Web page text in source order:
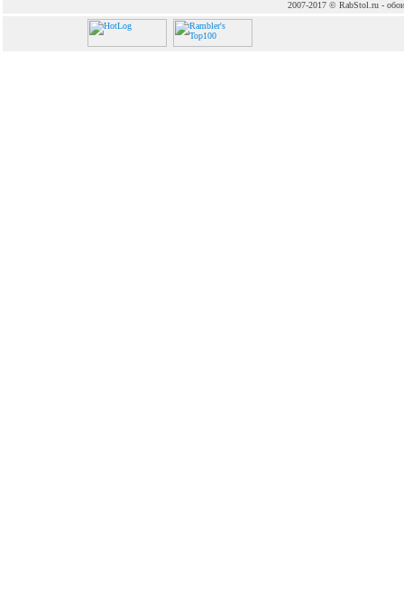
2007-2017 © RabStol.ru - обои